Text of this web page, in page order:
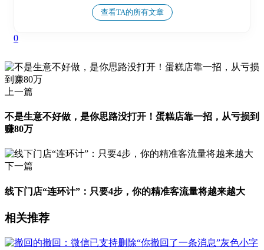
查看TA的所有文章
0
上一篇
不是生意不好做，是你思路没打开！蛋糕店靠一招，从亏损到
赚80万
下一篇
线下门店“连环计”：只要4步，你的精准客流量将越来越大
相关推荐